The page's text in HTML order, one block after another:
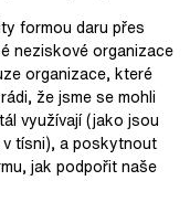
formou daru přes
neziskové organizace
organizace, které
že jsme se mohli
využívají (jako jsou
v tísni), a poskytnout
jak podpořit naše